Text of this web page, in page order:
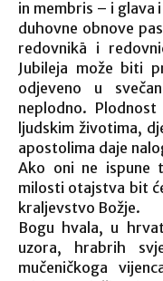
in membris – i glava
duhovne obnove
redovnikā i
Jubileja može biti
odjeveno u
neplodno.
ljudskim životima,
apostolima daje
Ako oni ne ispune
milosti otajstva bit
kraljevstvo Božje.
Bogu hvala, u
uzora, hrabrih
mučeničkoga